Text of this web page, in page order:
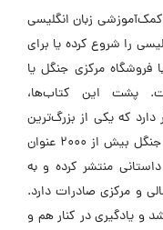
زبان انگلیسی
را شروع کرده یا برای
فروشگاه مرکزی جنگل یا
پشت این کتاب‌ها،
با قدمت ۳۲ ساله قرار دارد که یکی از بزرگ‌ترین
چاپخانه‌های تولید کتاب را دارد. انتشارات جنگل بیش از ۲۰۰۰ عنوان
منتشر کرده و به
شمالی و مرکزی صادرات دارد.
و یادگیری در کنار هم و